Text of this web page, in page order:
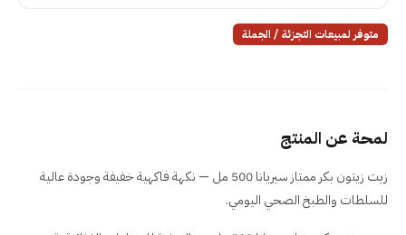
متوفر لمبيعات التجزئة / الجملة
لمحة عن المنتج
زيت زيتون بكر ممتاز سيريانا 500 مل — نكهة فاكهية خفيفة وجودة عالية
للسلطات والطبخ الصحي اليومي.